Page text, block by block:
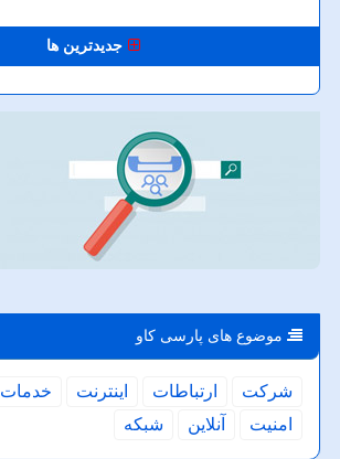
جدیدترین ها
موضوع های پارسی كاو
شركت ارتباطات اینترنت خدمات
امنیت
آنلاین شبكه